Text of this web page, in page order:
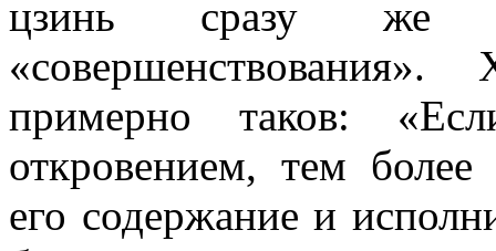
цзинь сразу же
примерно таков:
откровением, тем
его содержа­ние и